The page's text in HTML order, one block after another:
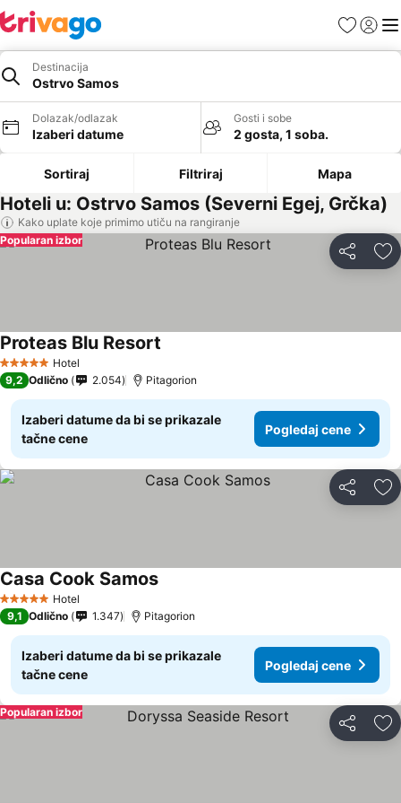
FavoritiPrijavi
Destinacija
Ostrvo Samos
Dolazak/odlazak
Izaberi datume
Gosti i sobe
2 gosta, 1 soba.
Sortiraj Filtriraj Mapa
Hoteli u: Ostrvo Samos (Severni Egej, Grčka)
Kako uplate koje primimo utiču na rangiranje
Deli
Popularan izbor
5 ZvezdiceHotel
Proteas Blu Resort
9,2 Odlično 2.054 Pitagorion
Izaberi datume da bi se prikazale
tačne cene
Pogledaj cene
Deli
5 ZvezdiceHotel
Casa Cook SamosPogledaj cene
9,1 Odlično 1.347 Pitagorion
Izaberi datume da bi se prikazale
tačne cene
Pogledaj cene
Deli
Popularan izbor